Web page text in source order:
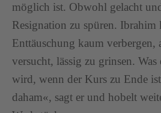
möglich ist. Obwohl gelacht
Resignation zu spüren. Ibrahim
Enttäuschung kaum verbergen,
versucht, lässig zu grinsen.
wird, wenn der Kurs zu Ende
daham«, sagt er und hobelt